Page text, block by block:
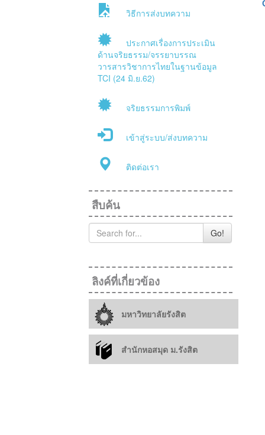
วิธีการส่งบทความ
ประกาศเรื่องการประเมิน
ด้านจริยธรรม/จรรยาบรรณ
วารสารวิชาการไทยในฐานข้อมูล
TCI (24 มิ.ย.62)
จริยธรรมการพิมพ์
เข้าสู่ระบบ/ส่งบทความ
ติดต่อเรา
สืบค้น
Go!
ลิงค์ที่เกี่ยวข้อง
มหาวิทยาลัยรังสิต
สำนักหอสมุด ม.รังสิต